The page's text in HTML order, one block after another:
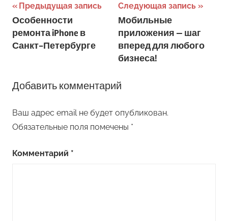
Навигация
по
записям
Предыдущая запись
Особенности
ремонта iPhone в
Санкт-Петербурге
Следующая запись
Мобильные
приложения — шаг
вперед для любого
бизнеса!
Добавить комментарий
Ваш адрес email не будет опубликован.
Обязательные поля помечены *
Комментарий *